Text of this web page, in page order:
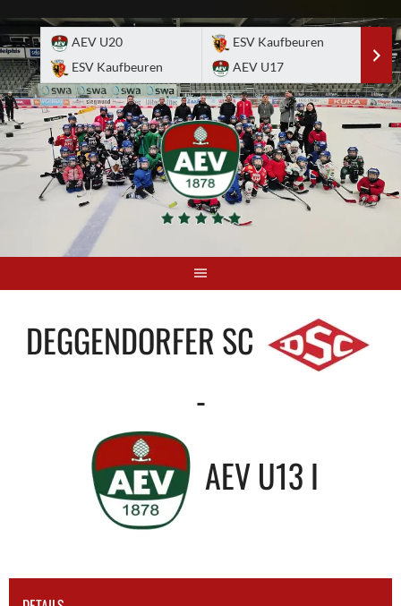
to
content
AEV U20
ESV Kaufbeuren
ESV Kaufbeuren
AEV U17
DEGGENDORFER SC
-
AEV U13 I